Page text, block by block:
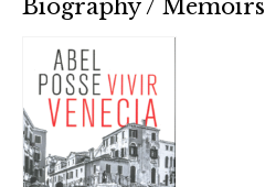
Biography / Memoirs